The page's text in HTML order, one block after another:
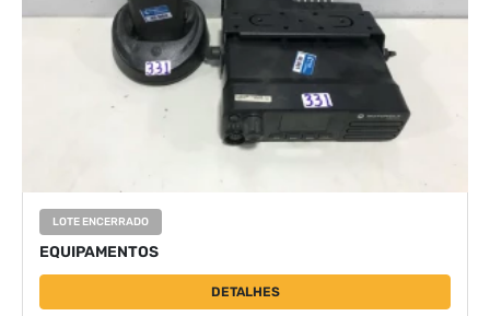
LOTE ENCERRADO
EQUIPAMENTOS
DETALHES